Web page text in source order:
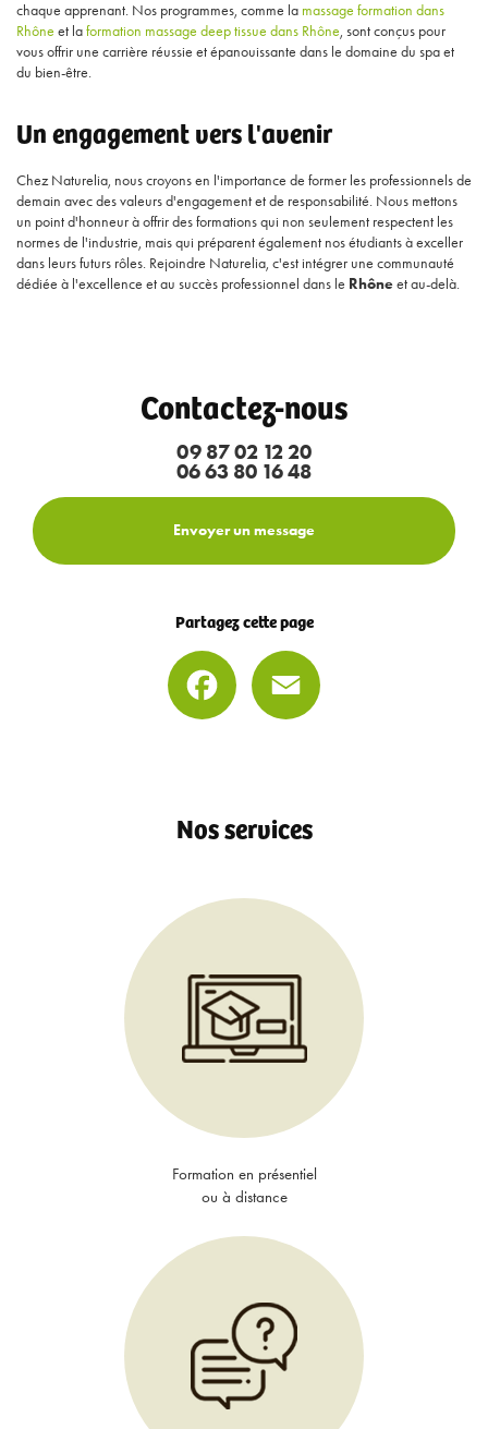
chaque apprenant. Nos programmes, comme la massage formation dans
Rhône et laformation massage deep tissue dans Rhône, sont conçus pour
vous offrir une carrière réussie et épanouissante dans le domaine du spa et
du bien-être.
Un engagement vers l'avenir
Chez Naturelia, nous croyons en l'importance de former les professionnels de
demain avec des valeurs d'engagement et de responsabilité. Nous mettons
un point d'honneur à offrir des formations qui non seulement respectent les
normes de l'industrie, mais qui préparent également nos étudiants à exceller
dans leurs futurs rôles. Rejoindre Naturelia, c'est intégrer une communauté
dédiée à l'excellence et au succès professionnel dans le Rhôneet au-delà.
Contactez-nous
09 87 02 12 20
06 63 80 16 48
Envoyer un message
Partagez cette page
Facebook
Nos services
Formation en présentiel
ou à distance